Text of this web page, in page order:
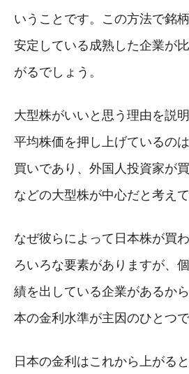
いうことです。この方法で銘
安定している成熟した企業が
がるでしょう。
大型株がいいと思う理由を説
平均株価を押し上げているの
買いであり、外国人投資家が
などの大型株が中心だと考えて
なぜ彼らによって日本株が買
ろいろな要素がありますが、
績を出している企業があるか
本の金利水準が主因のひとつで
日本の金利はこれから上がる